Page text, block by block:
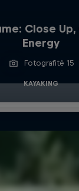
Close
Energy
Fotografitë 15
KAYAKING